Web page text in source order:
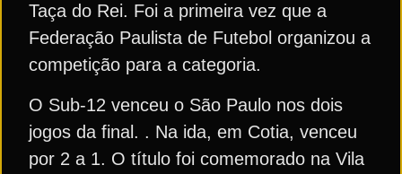
Taça do Rei. Foi a primeira vez que a
Federação Paulista de Futebol organizou a
competição para a categoria.
O Sub-12 venceu o São Paulo nos dois
jogos da final. . Na ida, em Cotia, venceu
por 2 a 1. O título foi comemorado na Vila